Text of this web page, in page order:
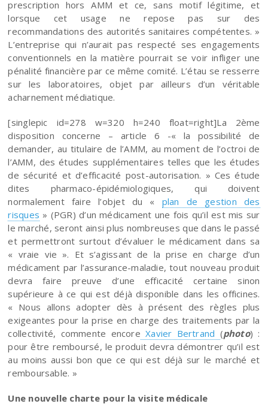
prescription hors AMM et ce, sans motif légitime, et
lorsque cet usage ne repose pas sur des
recommandations des autorités sanitaires compétentes. »
L’entreprise qui n’aurait pas respecté ses engagements
conventionnels en la matière pourrait se voir infliger une
pénalité financière par ce même comité. L’étau se resserre
sur les laboratoires, objet par ailleurs d’un véritable
acharnement médiatique.
[singlepic id=278 w=320 h=240 float=right]La 2ème
disposition concerne – article 6 -« la possibilité de
demander, au titulaire de l’AMM, au moment de l’octroi de
l’AMM, des études supplémentaires telles que les études
de sécurité et d’efficacité post-autorisation. » Ces étude
dites pharmaco-épidémiologiques, qui doivent
normalement faire l’objet du « plan de gestion des
risques » (PGR) d’un médicament une fois qu’il est mis sur
le marché, seront ainsi plus nombreuses que dans le passé
et permettront surtout d’évaluer le médicament dans sa
« vraie vie ». Et s’agissant de la prise en charge d’un
médicament par l’assurance-maladie, tout nouveau produit
devra faire preuve d’une efficacité certaine sinon
supérieure à ce qui est déjà disponible dans les officines.
« Nous allons adopter dès à présent des règles plus
exigeantes pour la prise en charge des traitements par la
collectivité, commente encore Xavier Bertrand (photo) :
pour être remboursé, le produit devra démontrer qu’il est
au moins aussi bon que ce qui est déjà sur le marché et
remboursable. »
Une nouvelle charte pour la visite médicale